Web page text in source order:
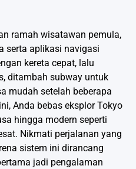
ramah wisatawan pemula,
serta aplikasi navigasi
kereta cepat, lalu
ditambah subway untuk
mudah setelah beberapa
Anda bebas eksplor Tokyo
hingga modern seperti
Nikmati perjalanan yang
sistem ini dirancang
jadi pengalaman